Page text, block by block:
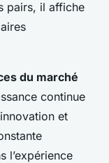
pairs, il affiche
du marché
continue
et
l’expérience